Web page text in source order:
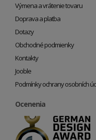
Výmena a vrátenie tovaru
Doprava a platba
Dotazy
Obchodné podmienky
Kontakty
Jooble
Podmínky ochrany osobních
Ocenenia